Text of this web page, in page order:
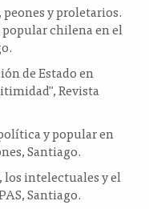
peones y proletarios.
chilena en el
de Estado en
Revista
y popular en
Santiago.
los intelectuales y el
Santiago.